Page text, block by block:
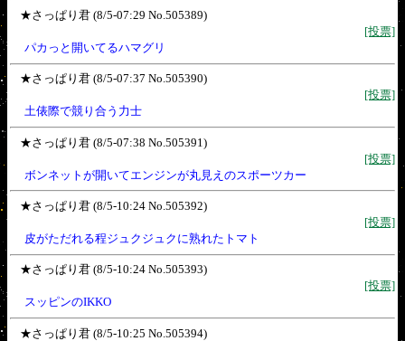
★さっぱり君 (8/5-07:29 No.505389)
[投票]
パカっと開いてるハマグリ
★さっぱり君 (8/5-07:37 No.505390)
[投票]
土俵際で競り合う力士
★さっぱり君 (8/5-07:38 No.505391)
[投票]
ボンネットが開いてエンジンが丸見えのスポーツカー
★さっぱり君 (8/5-10:24 No.505392)
[投票]
皮がただれる程ジュクジュクに熟れたトマト
★さっぱり君 (8/5-10:24 No.505393)
[投票]
スッピンのIKKO
★さっぱり君 (8/5-10:25 No.505394)